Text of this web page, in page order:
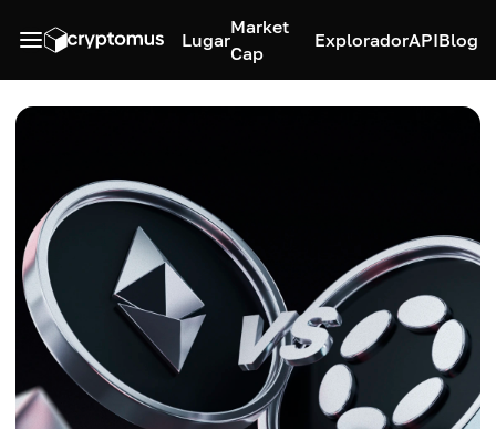
Lugar
Market
Cap
ExploradorAPIBlog